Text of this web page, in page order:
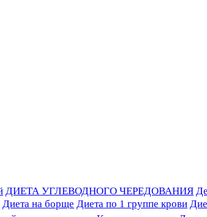
ДИЕТА УГЛЕВОДНОГО ЧЕРЕДОВАНИЯ
Диета на борще Диета по 1 группе крови